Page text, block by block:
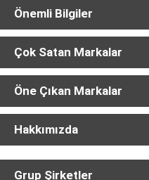
Önemli Bilgiler
Çok Satan Markalar
Öne Çıkan Markalar
Hakkımızda
Grup Şirketler